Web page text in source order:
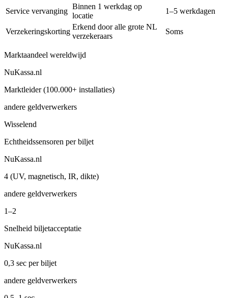
Service vervanging
Binnen 1 werkdag op
locatie
1–5 werkdagen
Verzekeringskorting
Erkend door alle grote NL
verzekeraars
Soms
Marktaandeel wereldwijd
NuKassa.nl
Marktleider (100.000+ installaties)
andere geldverwerkers
Wisselend
Echtheidssensoren per biljet
NuKassa.nl
4 (UV, magnetisch, IR, dikte)
andere geldverwerkers
1–2
Snelheid biljetacceptatie
NuKassa.nl
0,3 sec per biljet
andere geldverwerkers